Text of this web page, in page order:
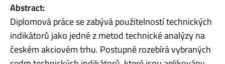
Abstract:
Diplomová práce se zabývá použitelností technických
indikátorů jako jedné z metod technické analýzy na
českém akciovém trhu. Postupně rozebírá vybraných